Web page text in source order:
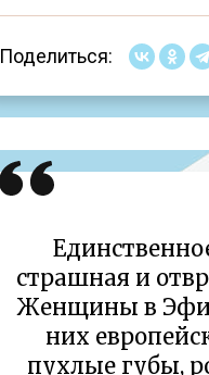
Поделиться:
страшная и
Женщины в
них
пухлые губы,